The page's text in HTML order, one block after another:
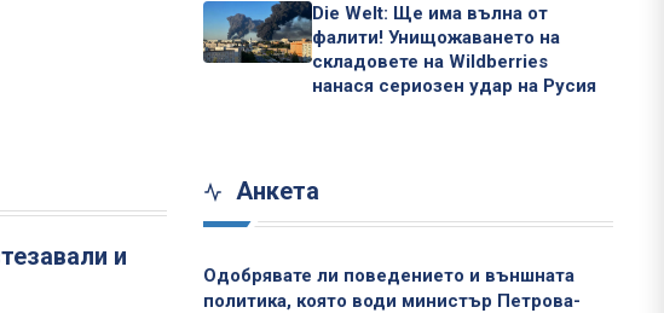
и
Die Welt: Ще има вълна от
фалити! Унищожаването на
складовете на Wildberries
нанася сериозен удар на Русия
Анкета
Одобрявате ли поведението и външната
политика, която води министър Петрова-